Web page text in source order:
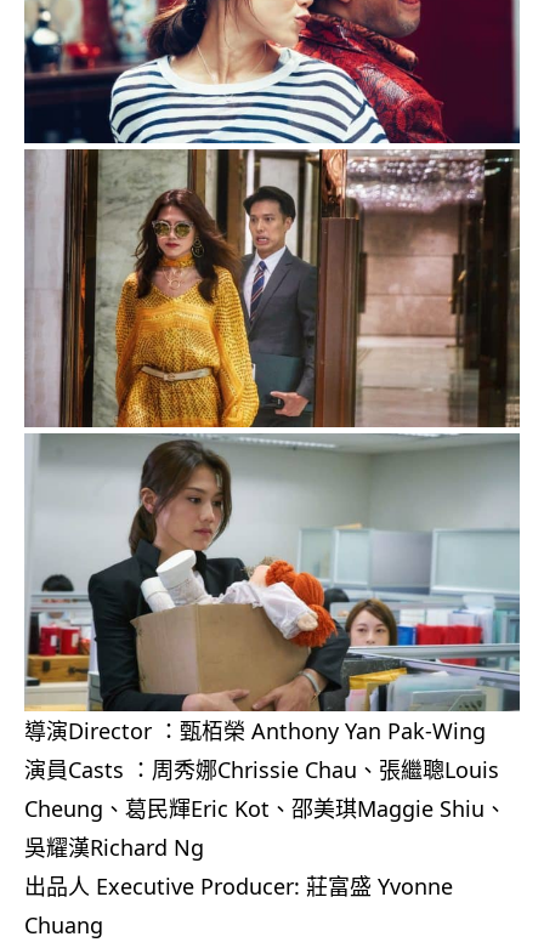
導演Director ：甄栢榮 Anthony Yan Pak-Wing
演員Casts ：周秀娜Chrissie Chau、張繼聰Louis
Cheung、葛民輝Eric Kot、邵美琪Maggie Shiu、
吳耀漢Richard Ng
出品人 Executive Producer: 莊富盛 Yvonne
Chuang